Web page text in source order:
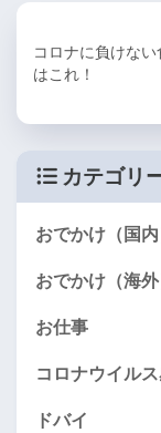
コロナに負けな
はこれ！
カテゴリ
おでかけ（国内
おでかけ（海外
お仕事
コロナウイル
ドバイ